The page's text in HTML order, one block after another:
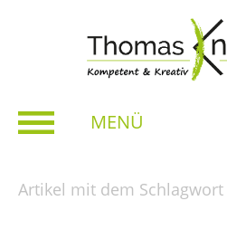
MENÜ
Artikel mit dem Schlagwort